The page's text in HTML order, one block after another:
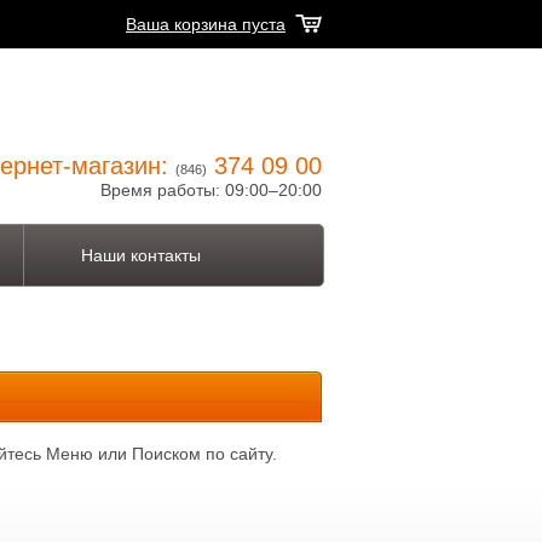
Ваша корзина пуста
магазин: (846) 374 09 00
Время работы: 09:00–20:00
Наши контакты
Меню или Поиском по сайту.